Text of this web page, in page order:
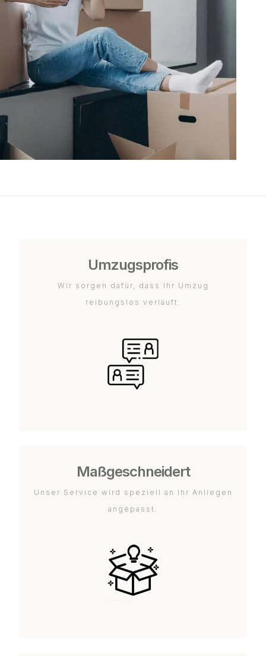
Umzugsprofis
Wir sorgen dafür, dass Ihr Umzug
reibungslos verläuft.
Maßgeschneidert
Unser Service wird speziell an Ihr Anliegen
angepasst.